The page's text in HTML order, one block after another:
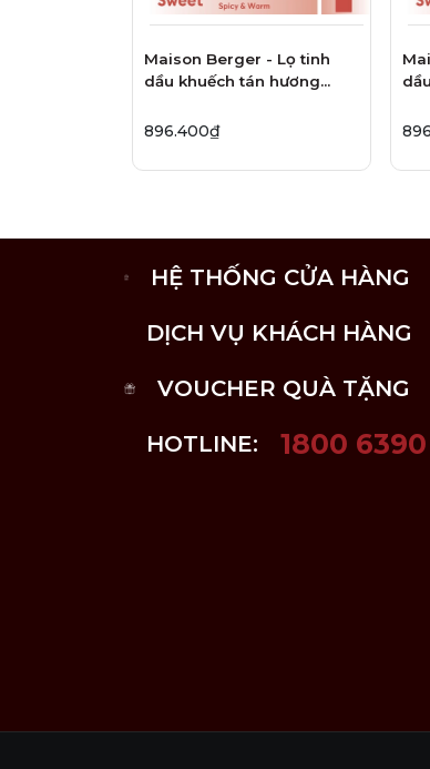
2) Cho tinh dầu vào 2/3 thể tích của
Maison Berger - Lọ tinh
dầu khuếch tán hương
896.400₫
HỆ THỐNG CỬA HÀNG
DỊCH VỤ KHÁCH HÀNG
VOUCHER QUÀ TẶNG
HOTLINE: 1800 6390